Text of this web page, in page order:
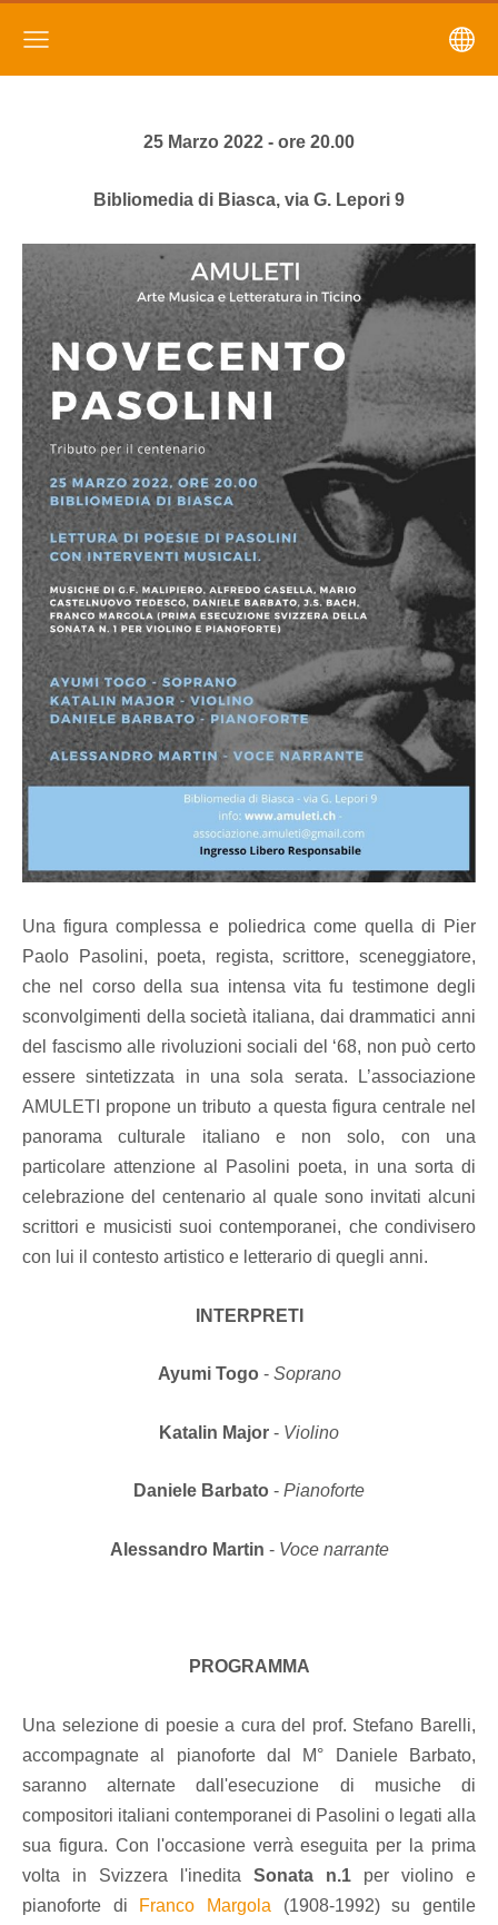
25 Marzo 2022 - ore 20.00
Bibliomedia di Biasca, via G. Lepori 9
Una figura complessa e poliedrica come quella di Pier
Paolo Pasolini, poeta, regista, scrittore, sceneggiatore,
che nel corso della sua intensa vita fu testimone degli
sconvolgimenti della società italiana, dai drammatici anni
del fascismo alle rivoluzioni sociali del ‘68, non può certo
essere sintetizzata in una sola serata.
L’associazione
AMULETI propone un tributo a questa figura centrale nel
panorama culturale italiano e non solo, con una
particolare attenzione al Pasolini poeta, in una sorta di
celebrazione del centenario al quale sono invitati alcuni
scrittori e musicisti suoi contemporanei, che condivisero
con lui il contesto artistico e letterario di quegli anni.
INTERPRETI
Ayumi Togo- Soprano
Katalin Major - Violino
Daniele Barbato - Pianoforte
Alessandro Martin - Voce narrante
PROGRAMMA
Una selezione di poesie a cura del prof. Stefano Barelli,
accompagnate al pianoforte dal M° Daniele Barbato,
saranno alternate dall'esecuzione di musiche di
compositori italiani contemporanei di Pasolini o legati alla
sua figura. Con l'occasione verrà eseguita per la prima
volta in Svizzera l'inedita Sonata n.1 per violino e
pianoforte di Franco Margola (1908-1992) su gentile